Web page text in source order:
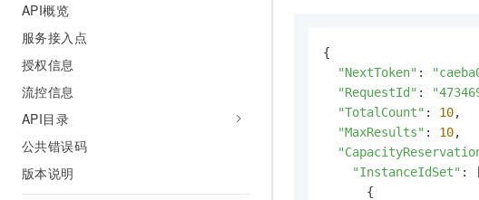
API概览
服务接入点
授权信息
流控信息
API目录
公共错误码
版本说明
{
"NextToken" :
"RequestId" :
"TotalCount" : 10,
"MaxResults" : 10,
"InstanceIdSet" :
      {